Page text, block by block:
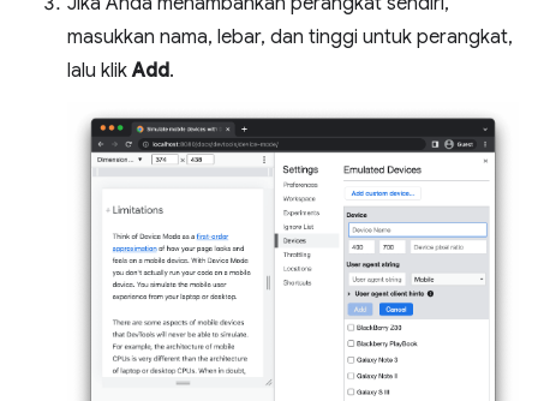
masukkan nama, lebar, dan tinggi untuk perangkat,
lalu klikAdd.